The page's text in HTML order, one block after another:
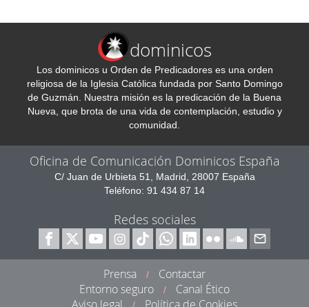
dominicos
Los dominicos u Orden de Predicadores es una orden
religiosa de la Iglesia Católica fundada por Santo Domingo
de Guzmán. Nuestra misión es la predicación de la Buena
Nueva, que brota de una vida de contemplación, estudio y
comunidad.
Oficina de Comunicación Dominicos España
C/ Juan de Urbieta 51, Madrid, 28007 España
Teléfono: 91 434 87 14
Redes sociales
Prensa /
Contactar
Entorno seguro
/
Canal Ético